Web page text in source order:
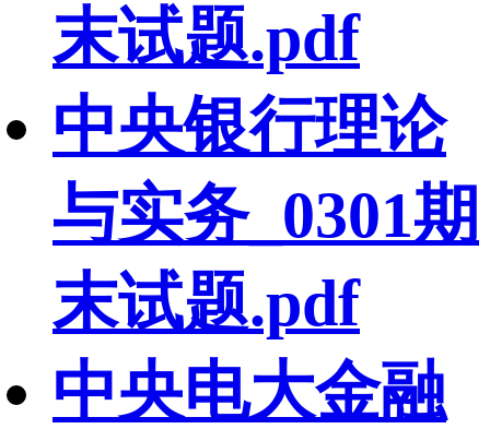
末试题.pdf
中央银行理论
与实务_0301期
末试题.pdf
中央电大金融